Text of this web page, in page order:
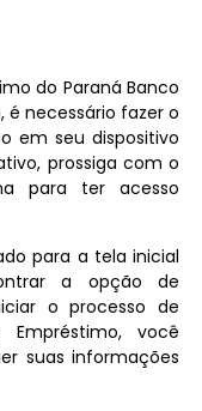
do Paraná Banco
necessário fazer o
em seu dispositivo
prossiga com o
para ter acesso
para a tela inicial
a opção de
o processo de
você
suas informações